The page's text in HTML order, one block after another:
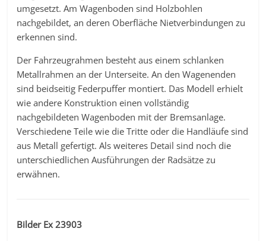
umgesetzt. Am Wagenboden sind Holzbohlen
nachgebildet, an deren Oberfläche Nietverbindungen zu
erkennen sind.
Der Fahrzeugrahmen besteht aus einem schlanken
Metallrahmen an der Unterseite. An den Wagenenden
sind beidseitig Federpuffer montiert. Das Modell erhielt
wie andere Konstruktion einen vollständig
nachgebildeten Wagenboden mit der Bremsanlage.
Verschiedene Teile wie die Tritte oder die Handläufe sind
aus Metall gefertigt. Als weiteres Detail sind noch die
unterschiedlichen Ausführungen der Radsätze zu
erwähnen.
Bilder Ex 23903